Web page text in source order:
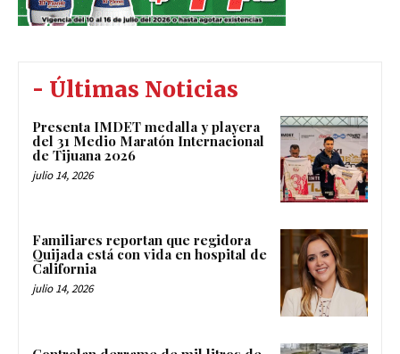
- Últimas Noticias
Presenta IMDET medalla y playera
del 31 Medio Maratón Internacional
de Tijuana 2026
julio 14, 2026
Familiares reportan que regidora
Quijada está con vida en hospital de
California
julio 14, 2026